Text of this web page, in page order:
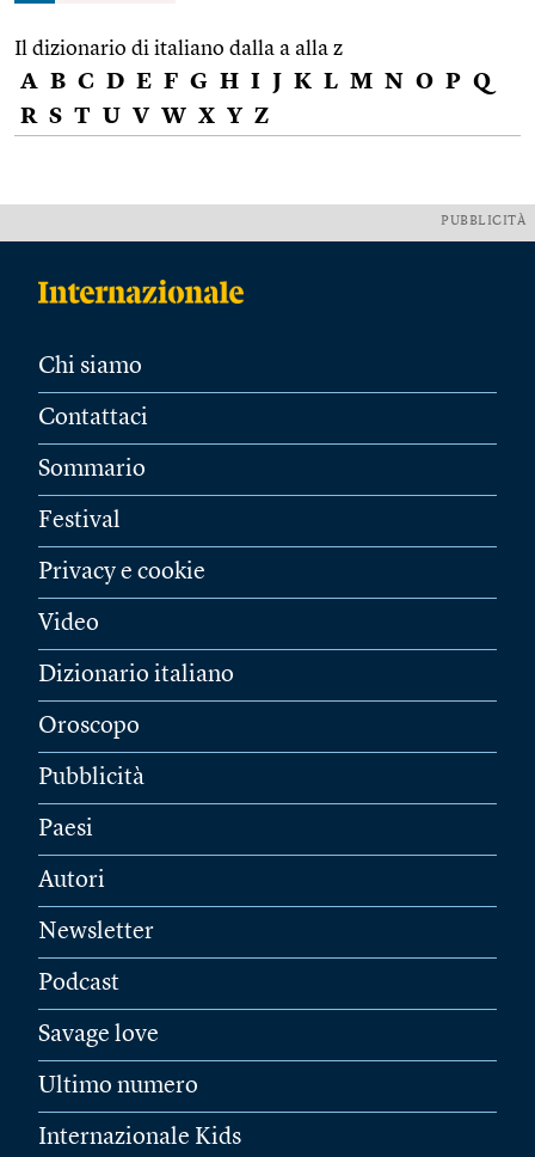
Il dizionario di italiano dalla a alla z
A B C D E F G H I J K L M N O P Q
R S T U V W X Y Z
PUBBLICITÀ
Chi siamo
Contattaci
Sommario
Festival
Privacy e cookie
Video
Dizionario italiano
Oroscopo
Pubblicità
Paesi
Autori
Newsletter
Podcast
Savage love
Ultimo numero
Internazionale Kids